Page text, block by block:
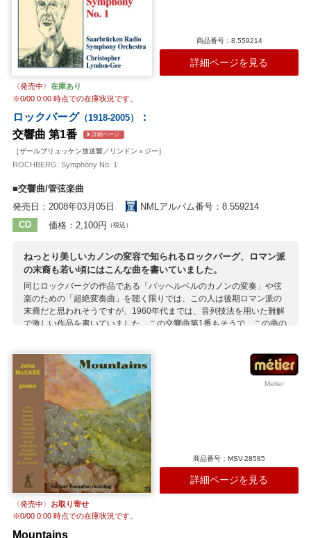
商品番号：8.559214
詳細ページを見る
〈発売中〉 在庫あり
※0/00 0:00時点での在庫状況です。
ロックバーグ（1918-2005）
：
交響曲 第1番
詳細ページ
［ザールブリュッケン放送響／リンドン＝ジー］
ROCHBERG: Symphony No. 1
■交響曲/管弦楽曲
発売日：2008年03月05日
NMLアルバム番号：8.559214
CD
価格：2,100円 （税込）
ねっとり美しいカノンの変容で知られるロックバーグ、ロマン派
の末裔も若い頃にはこんな曲を書いていました。
同じロックバーグの作品である「パッヘルベルのカノンの変奏」や弦
楽のための「超絶変奏曲」を聴く限りでは、この人は後期ロマン派の
末裔だと思われそうですが、1960年代までは、音列技法を用いた難解
で激しい作品を書いていました。この交響曲第1番もそうで、この曲の
がこのような作風を捨てたのは愛息の死がきっかけで、以降は耳当た
りのよい調性音楽を書くようになったのです。
収録作曲家：
ロックバーグ
Metier
商品番号：MSV-28585
詳細ページを見る
〈発売中〉 お取り寄せ
※0/00 0:00時点での在庫状況です。
Mountains